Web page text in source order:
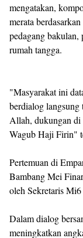
mengatakan,
merata
pedagang
rumah tangga.
"Masyarakat ini
berdialog
Allah, dukungan
Wagub Haji Firin"
Pertemuan di
Bambang Mei
oleh Sekretaris
Dalam dialog
meningkatkan